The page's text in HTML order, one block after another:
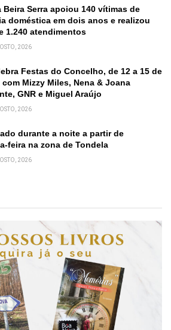
Beira Serra apoiou 140 vítimas de
doméstica em dois anos e realizou
1.240 atendimentos
2026
Festas do Concelho, de 12 a 15 de
Mizzy Miles, Nena & Joana
GNR e Miguel Araújo
2026
durante a noite a partir de
feira na zona de Tondela
2026